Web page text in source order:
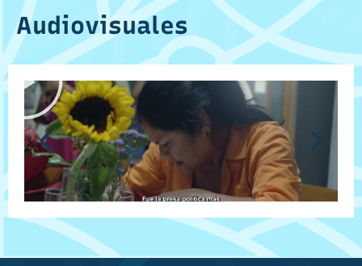
Audiovisuales